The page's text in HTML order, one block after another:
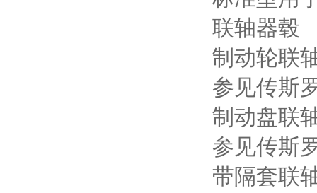
联轴器毂
制动轮联
参见传斯
制动盘联
参见传斯
带隔套联